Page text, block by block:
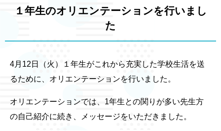
１年生のオリエンテーションを行いまし
た
4月12日（火）１年生がこれから充実した学校生活を送
るために、オリエンテーションを行いました。
オリエンテーションでは、1年生との関りが多い先生方
の自己紹介に続き、メッセージをいただきました。